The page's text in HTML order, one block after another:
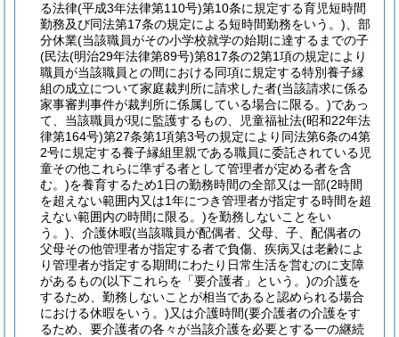
る法律(平成3年法律第110号)第10条に規定する育児短時間
勤務及び同法第17条の規定による短時間勤務をいう。) 、部
分休業(当該職員がその小学校就学の始期に達するまでの子
(民法(明治29年法律第89号)第817条の2第1項の規定により
職員が当該職員との間における同項に規定する特別養子縁
組の成立について家庭裁判所に請求した者(当該請求に係る
家事審判事件が裁判所に係属している場合に限る。)であっ
て、当該職員が現に監護するもの、児童福祉法(昭和22年法
律第164号)第27条第1項第3号の規定により同法第6条の4第
2号に規定する養子縁組里親である職員に委託されている児
童その他これらに準ずる者として管理者が定める者を含
む。)を養育するため1日の勤務時間の全部又は一部(2時間
を超えない範囲内又は1年につき管理者が指定する時間を超
えない範囲内の時間に限る。)を勤務しないことをい
う。) 、介護休暇(当該職員が配偶者、父母、子、配偶者の
父母その他管理者が指定する者で負傷、疾病又は老齢によ
り管理者が指定する期間にわたり日常生活を営むのに支障
があるもの(以下これらを「要介護者」という。)の介護を
するため、勤務しないことが相当であると認められる場合
における休暇をいう。)又は介護時間(要介護者の介護をす
るため、要介護者の各々が当該介護を必要とする一の継続